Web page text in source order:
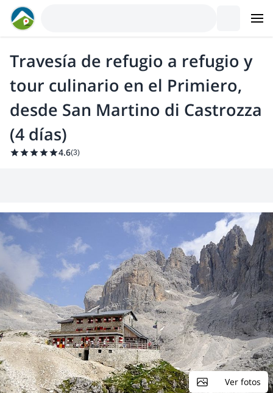
Travesía de refugio a refugio y
tour culinario en el Primiero,
desde San Martino di Castrozza
(4 días)
4.6(3)
Ver fotos